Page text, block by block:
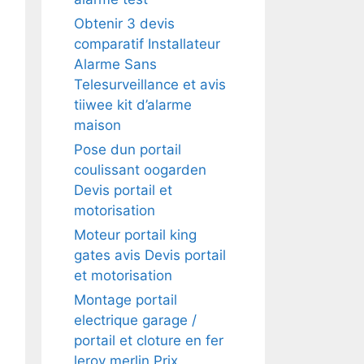
Obtenir 3 devis
comparatif Installateur
Alarme Sans
Telesurveillance et avis
tiiwee kit d’alarme
maison
Pose dun portail
coulissant oogarden
Devis portail et
motorisation
Moteur portail king
gates avis Devis portail
et motorisation
Montage portail
electrique garage /
portail et cloture en fer
leroy merlin Prix